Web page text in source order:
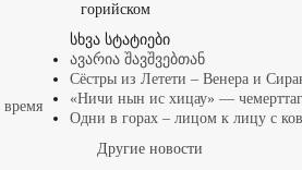
горийском
სხვა სტატიები
ავარია შავშვებთან
Сёстры из Летети – Венера и
«Ничи нын ис хицау» —
Одни в горах – лицом к лицу с
Другие новости